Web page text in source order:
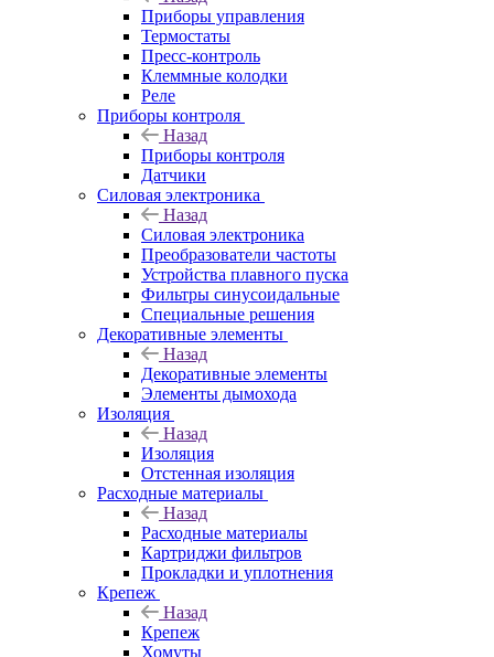
Приборы управления
Термостаты
Пресс-контроль
Клеммные колодки
Реле
Приборы контроля
Назад
Приборы контроля
Датчики
Силовая электроника
Назад
Силовая электроника
Преобразователи частоты
Устройства плавного пуска
Фильтры синусоидальные
Специальные решения
Декоративные элементы
Назад
Декоративные элементы
Элементы дымохода
Изоляция
Назад
Изоляция
Отстенная изоляция
Расходные материалы
Назад
Расходные материалы
Картриджи фильтров
Прокладки и уплотнения
Крепеж
Назад
Крепеж
Хомуты